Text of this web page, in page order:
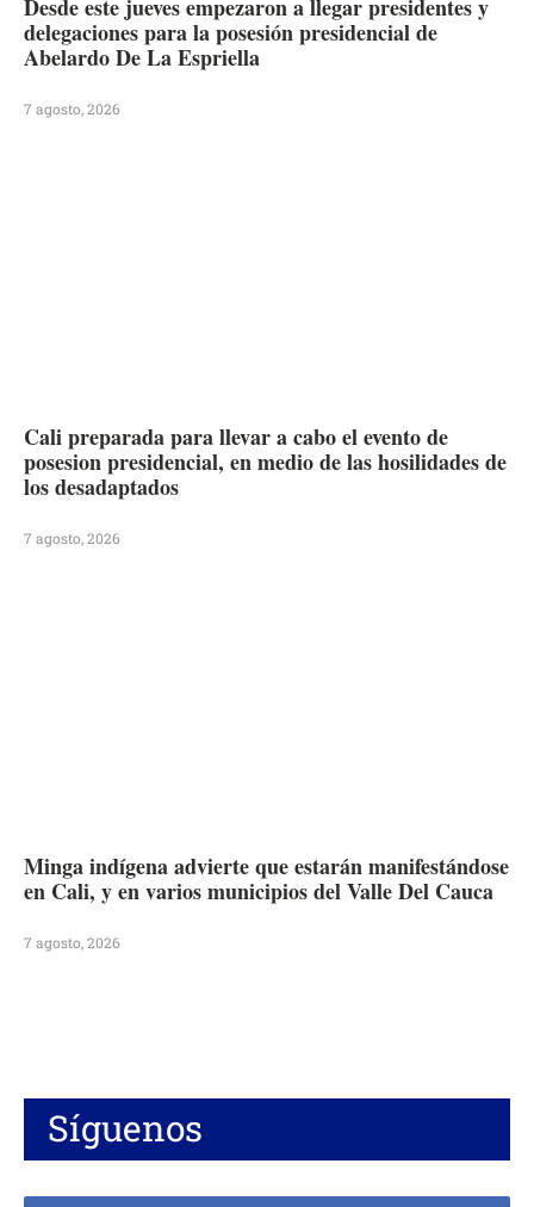
Desde este jueves empezaron a llegar presidentes y
delegaciones para la posesión presidencial de
Abelardo De La Espriella
7 agosto, 2026
Cali preparada para llevar a cabo el evento de
posesion presidencial, en medio de las hosilidades de
los desadaptados
7 agosto, 2026
Minga indígena advierte que estarán manifestándose
en Cali, y en varios municipios del Valle Del Cauca
7 agosto, 2026
Síguenos